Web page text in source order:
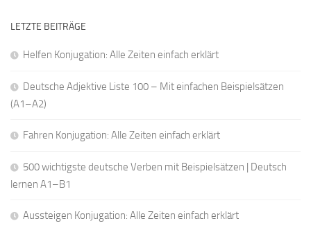
LETZTE BEITRÄGE
Helfen Konjugation: Alle Zeiten einfach erklärt
Deutsche Adjektive Liste 100 – Mit einfachen Beispielsätzen
(A1–A2)
Fahren Konjugation: Alle Zeiten einfach erklärt
500 wichtigste deutsche Verben mit Beispielsätzen | Deutsch
lernen A1–B1
Aussteigen Konjugation: Alle Zeiten einfach erklärt